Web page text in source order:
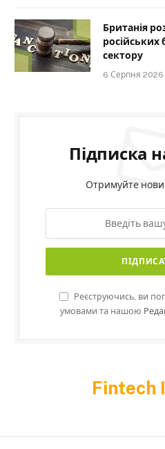
Британія
російських
сектору
6 Серпня 2026
Підписка
Отримуйте
Реєструючись, ви
умовами та нашою
Fintech